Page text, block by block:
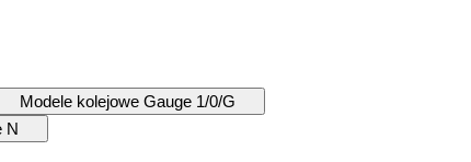
Modele kolejowe Gauge 1/0/G
N